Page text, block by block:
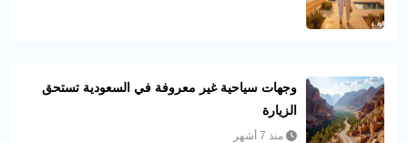
وجهات سياحية غير معروفة في السعودية تستحق
الزيارة
منذ 7 أشهر